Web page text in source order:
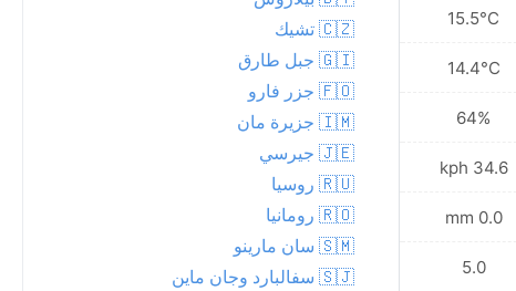
15.5°C
14.4°C
64%
34.6 kph
0.0 mm
5.0
16.7°C
16.0°C
73%
36.0 kph
0.1 mm
5.0
🇨🇿 تشيك
🇬🇮 جبل طارق
🇫🇴 جزر فارو
🇮🇲 جزيرة مان
🇯🇪 جيرسي
🇷🇺 روسيا
🇷🇴 رومانيا
🇸🇲 سان مارينو
🇸🇯 سفالبارد وجان ماين